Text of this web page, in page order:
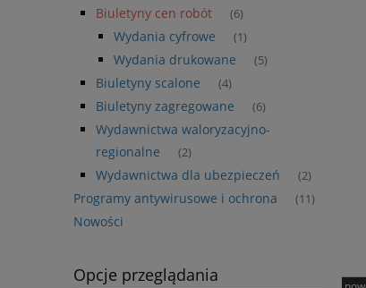
Biuletyny cen robót (6)
Wydania cyfrowe (1)
Wydania drukowane (5)
Biuletyny scalone (4)
Biuletyny zagregowane (6)
Wydawnictwa waloryzacyjno-
regionalne
(2)
Wydawnictwa dla ubezpieczeń (2)
Programy antywirusowe i ochrona (11)
Nowości
Opcje przeglądania